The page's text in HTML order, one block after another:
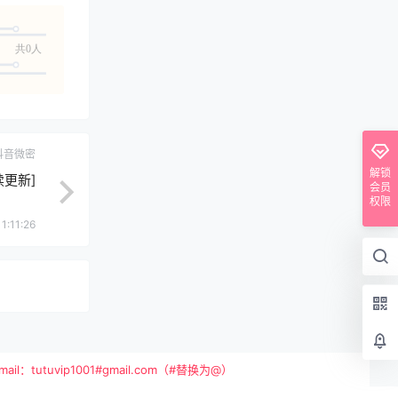
共0人
音微密
更新]
解锁
会员
权限
：tutuvip1001#gmail.com（#替换为@）